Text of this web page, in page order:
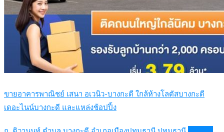
ขายอาคารพาณิชย์ เสนา อเวนิว-บางกะดี ใกล้ห้างโลตัสบางกะดี
เดอะไนน์บางกะดี และแหล่งช้อปปิ้ง